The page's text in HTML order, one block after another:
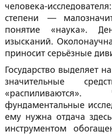
человека-
степени —
понятие «наука».
изысканий.
приносит серьёзные
Государство выделяет
значительные
фундаментальные
ему нужна отдача
инструментом